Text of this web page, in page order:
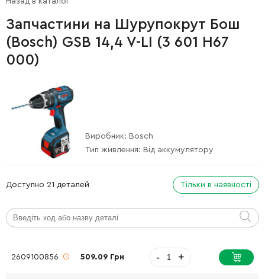
Запчастини на Шурупокрут Бош
(Bosch) GSB 14,4 V-LI (3 601 H67
000)
Виробник: Bosch
Тип живлення: Від аккумулятору
Доступно 21 деталей Тільки в наявності
2609100856 509.09 Грн - +